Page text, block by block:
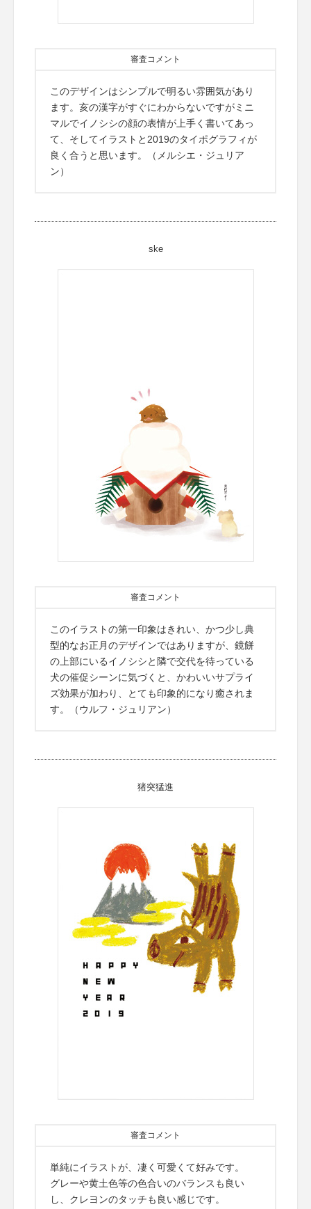
審査コメント
このデザインはシンプルで明るい雰囲気があり
ます。亥の漢字がすぐにわからないですがミニ
マルでイノシシの顔の表情が上手く書いてあっ
て、そしてイラストと2019のタイポグラフィが
良く合うと思います。（メルシエ・ジュリア
ン）
ske
審査コメント
このイラストの第一印象はきれい、かつ少し典
型的なお正月のデザインではありますが、鏡餅
の上部にいるイノシシと隣で交代を待っている
犬の催促シーンに気づくと、かわいいサプライ
ズ効果が加わり、とても印象的になり癒されま
す。（ウルフ・ジュリアン）
猪突猛進
審査コメント
単純にイラストが、凄く可愛くて好みです。
グレーや黄土色等の色合いのバランスも良い
し、クレヨンのタッチも良い感じです。